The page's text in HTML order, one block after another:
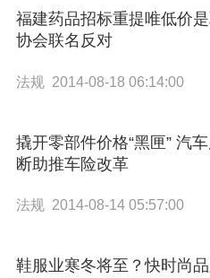
福建药品招标重提唯低价
协会联名反对
法规 2014-08-18 06:14:00
撬开零部件价格“黑匣” 汽
断助推车险改革
法规 2014-08-14 05:57:00
鞋服业寒冬将至？快时尚